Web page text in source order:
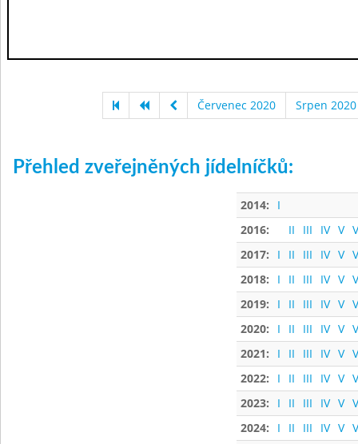
Červenec 2020 Srpen 2020
Přehled zveřejněných jídelníčků:
2014:
I
2016:
II III IV V
2017:
I II III IV V
2018:
I II III IV V
2019:
I II III IV V
2020:
I II III IV V
2021:
I II III IV V
2022:
I II III IV V
2023:
I II III IV V
2024:
I II III IV V